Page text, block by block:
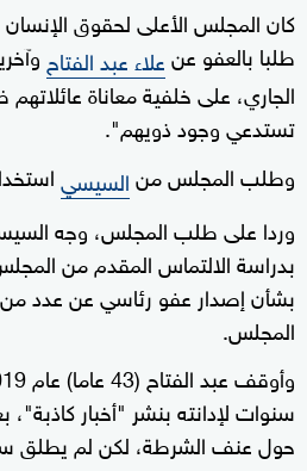
كان المجلس الأعلى لحقوق
طلبا بالعفو عنعلاء عبد الفتاح
الجاري، على خلفية معاناة
تستدعي وجود ذويهم".
وطلب المجلس منالسيسي
وردا على طلب المجلس، وجه
بدراسة الالتماس المقدم من
بشأن إصدار عفو رئاسي عن عدد
المجلس.
سنوات لإدانته بنشر "أخبار
حول عنف الشرطة، لكن لم يطلق